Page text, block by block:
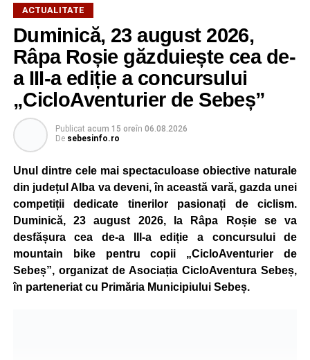
ACTUALITATE
Duminică, 23 august 2026,
Râpa Roșie găzduiește cea de-
a III-a ediție a concursului
„CicloAventurier de Sebeș”
Publicat acum 15 oreîn 06.08.2026
De sebesinfo.ro
Unul dintre cele mai spectaculoase obiective naturale
din județul Alba va deveni, în această vară, gazda unei
competiții dedicate tinerilor pasionați de ciclism.
Duminică, 23 august 2026, la Râpa Roșie se va
desfășura cea de-a III-a ediție a concursului de
mountain bike pentru copii „CicloAventurier de
Sebeș”, organizat de Asociația CicloAventura Sebeș,
în parteneriat cu Primăria Municipiului Sebeș.